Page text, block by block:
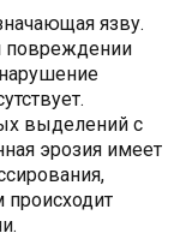
язву.
повреждении
выделений с
эрозия имеет